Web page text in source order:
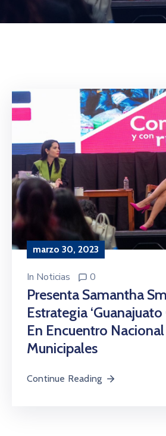
marzo 30, 2023
In Noticias 0
Presenta Samantha
Estrategia
En Encuentro
Municipales
Continue Reading